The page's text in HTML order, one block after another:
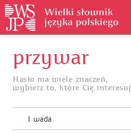
Historia
Jak
przywar
Hasło ma wiele znaczeń,
wybierz to, które Cię
1. wada